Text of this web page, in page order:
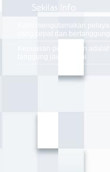
Kami mengutamakan
yang cepat dan
Kepuasan pelanggan
tanggung jawab kami